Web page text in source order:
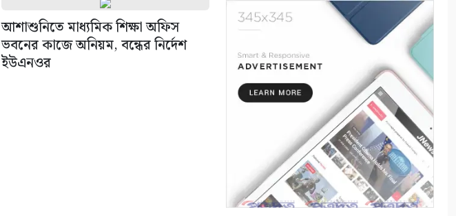
আশাশুনিতে মাধ্যমিক শিক্ষা অফিস
ভবনের কাজে অনিয়ম, বন্ধের নির্দেশ
ইউএনওর
এই পৃথিবী বড়ই অভাগা
“কথার ভার”
মায়ার গভীরতা
৯